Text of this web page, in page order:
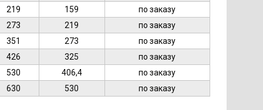
219 159
по заказу
273 219
по заказу
351 273
по заказу
426 325
по заказу
530 406,4
по заказу
630 530 по заказу